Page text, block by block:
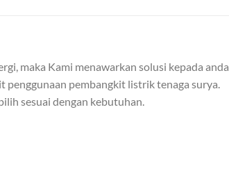
maka Kami menawarkan solusi kepada anda
pembangkit listrik tenaga surya.
sesuai dengan kebutuhan.